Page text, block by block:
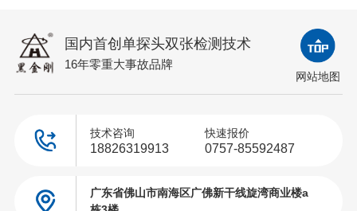
国内首创单探头双张检测技术
16年零重大事故品牌
网站地图
技术咨询
18826319913
快速报价
0757-85592487
广东省佛山市南海区广佛新干线旋湾商业楼a